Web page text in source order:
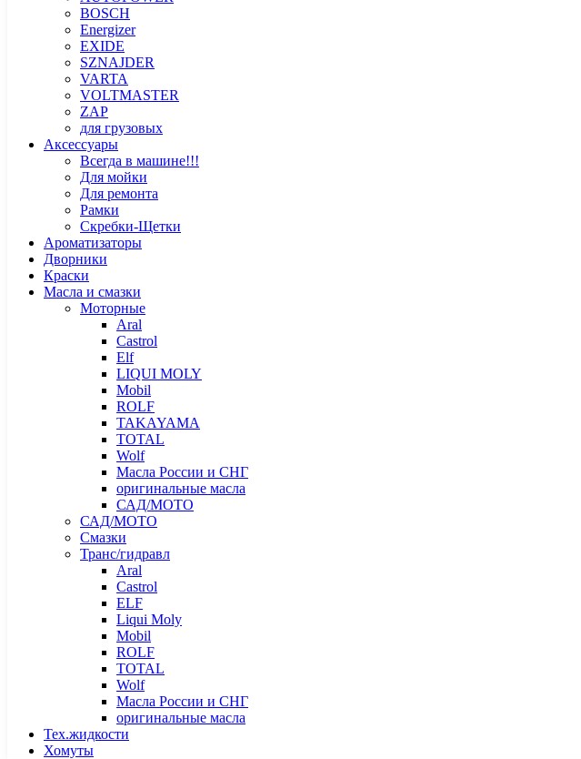
BOSCH
Energizer
EXIDE
SZNAJDER
VARTA
VOLTMASTER
ZAP
для грузовых
Аксессуары
Всегда в машине!!!
Для мойки
Для ремонта
Рамки
Скребки-Щетки
Ароматизаторы
Дворники
Краски
Масла и смазки
Моторные
Aral
Castrol
Elf
LIQUI MOLY
Mobil
ROLF
TAKAYAMA
TOTAL
Wolf
Масла России и СНГ
оригинальные масла
САД/МОТО
САД/МОТО
Смазки
Транс/гидравл
Aral
Castrol
ELF
Liqui Moly
Mobil
ROLF
TOTAL
Wolf
Масла России и СНГ
оригинальные масла
Тех.жидкости
Хомуты